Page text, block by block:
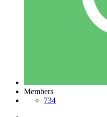
Members
734